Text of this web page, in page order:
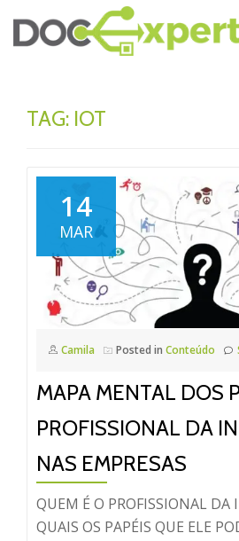
Pular
TAG: IOT
14
MAR
Camila Posted in Conteúdo
MAPA MENTAL DOS
PROFISSIONAL DA
NAS EMPRESAS
QUEM É O PROFISSIONAL DA
QUAIS OS PAPÉIS QUE ELE